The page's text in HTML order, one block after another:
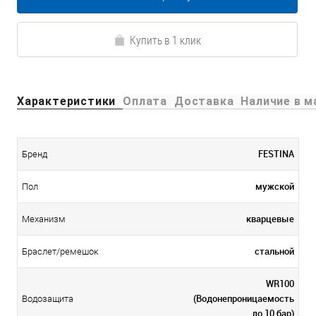
Купить в 1 клик
Характеристики Оплата Доставка Наличие в
Бренд FESTINA
Пол мужской
Механизм кварцевые
Браслет/ремешок стальной
Водозащита
WR100
(Водонепроницаемость
до 10 бар)